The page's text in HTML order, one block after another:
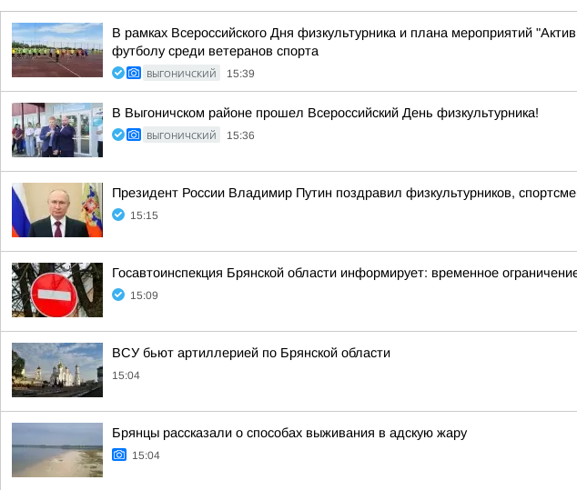
В рамках Всероссийского Дня физкультурника и плана мероприятий
футболу среди ветеранов спорта
ВЫГОНИЧСКИЙ 15:39
В Выгоничском районе прошел Всероссийский День физкультурника!
ВЫГОНИЧСКИЙ 15:36
Президент России Владимир Путин поздравил физкультурников,
15:15
Госавтоинспекция Брянской области информирует: временное
15:09
ВСУ бьют артиллерией по Брянской области
15:04
Брянцы рассказали о способах выживания в адскую жару
15:04